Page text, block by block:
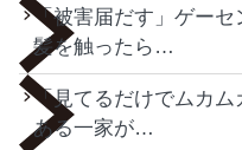
「被害届だす」ゲーセ
髪を触ったら…
「見てるだけでムカム
ある一家が…